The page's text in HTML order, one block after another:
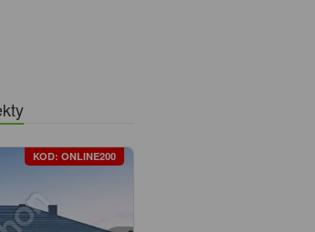
KOD: ONLINE200